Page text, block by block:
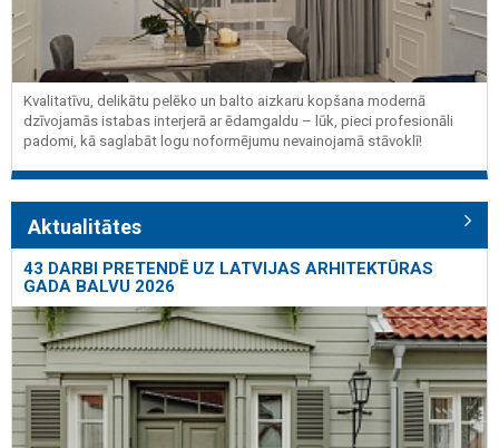
Kvalitatīvu, delikātu pelēko un balto aizkaru kopšana modernā
dzīvojamās istabas interjerā ar ēdamgaldu – lūk, pieci profesionāli
padomi, kā saglabāt logu noformējumu nevainojamā stāvoklī!
Aktualitātes
43 DARBI PRETENDĒ UZ LATVIJAS ARHITEKTŪRAS
GADA BALVU 2026